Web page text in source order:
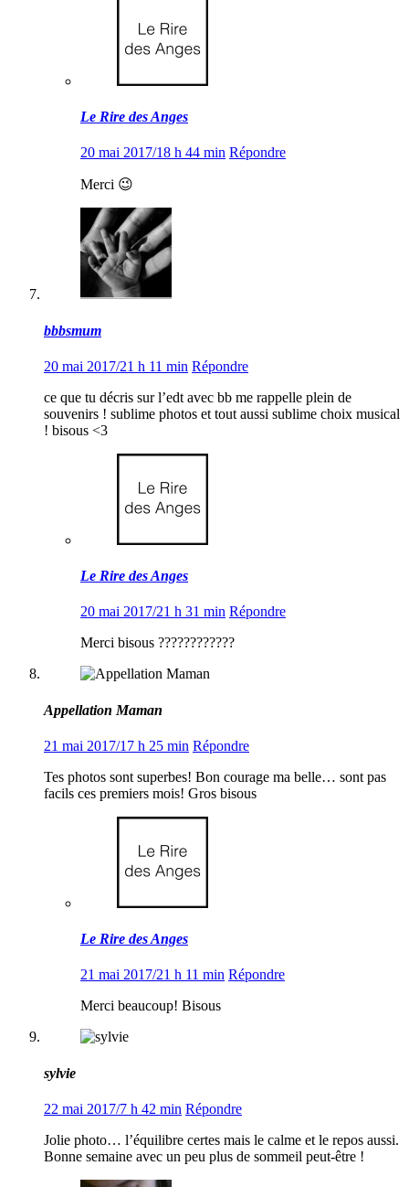
Le Rire des Anges
20 mai 2017/18 h 44 min Répondre
Merci 😉
bbbsmum
20 mai 2017/21 h 11 min Répondre
ce que tu décris sur l’edt avec bb me rappelle plein de
souvenirs ! sublime photos et tout aussi sublime choix musical
! bisous <3
Le Rire des Anges
20 mai 2017/21 h 31 min Répondre
Merci bisous ????????????
Appellation Maman
21 mai 2017/17 h 25 min Répondre
Tes photos sont superbes! Bon courage ma belle… sont pas
facils ces premiers mois! Gros bisous
Le Rire des Anges
21 mai 2017/21 h 11 min Répondre
Merci beaucoup! Bisous
sylvie
22 mai 2017/7 h 42 min Répondre
Jolie photo… l’équilibre certes mais le calme et le repos aussi.
Bonne semaine avec un peu plus de sommeil peut-être !